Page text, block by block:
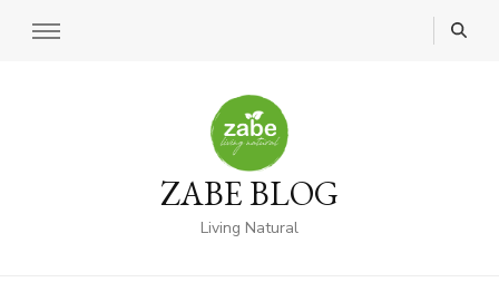
ZABE BLOG
Living Natural